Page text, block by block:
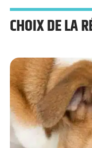
CHOIX DE LA